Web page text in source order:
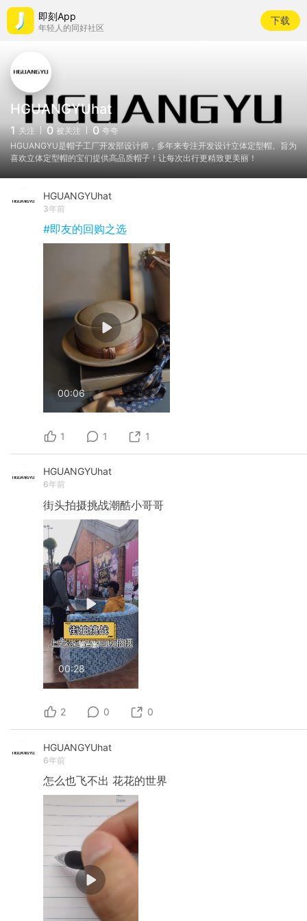
即刻App
年轻人的同好社区
下载
HGUANGYUhat
1 关注 0 被关注 0 夸夸
HGUANGYU是帽子工厂开发部设计师，多年来专注开发设计立体定型帽。旨为
喜欢立体定型帽的宝们提供高品质帽子！让每次出行更精致更美丽！
HGUANGYUhat
3年前
#即友的回购之选
00:06
1 1 1
HGUANGYUhat
6年前
街头拍摄挑战潮酷小哥哥
00:28
2 0 0
HGUANGYUhat
6年前
怎么也飞不出 花花的世界